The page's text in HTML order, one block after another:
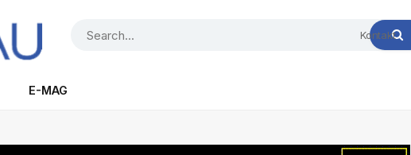
Kontakt
E-MAG